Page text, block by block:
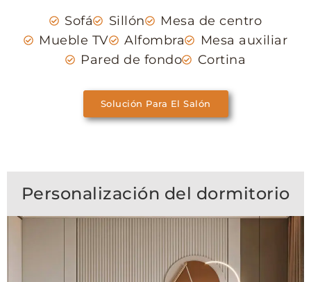
Sofá Sillón
Mesa de centro
Mueble TV
Alfombra
Mesa auxiliar
Pared de fondo
Cortina
Solución Para El Salón
Personalización del dormitorio